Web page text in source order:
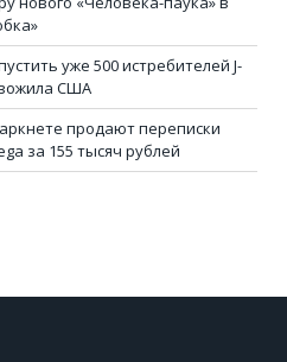
уже 500 истребителей J-
США
продают переписки
за 155 тысяч рублей